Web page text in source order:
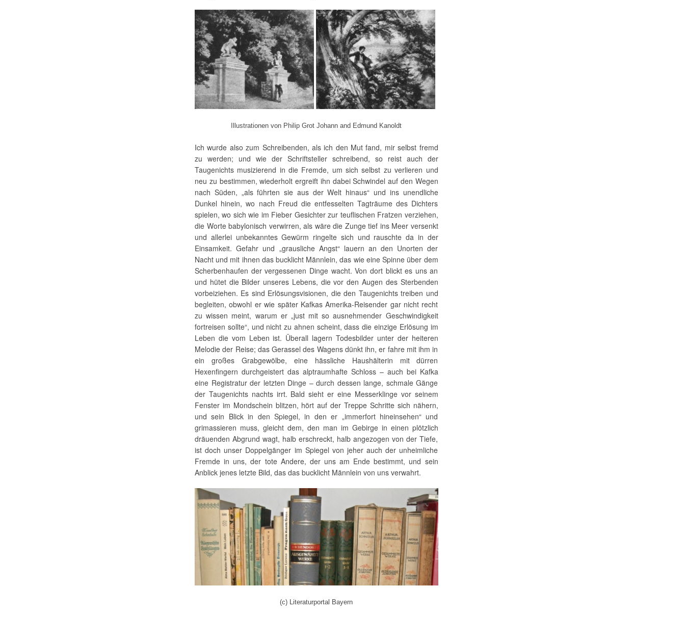
Illustrationen von Philip Grot Johann and Edmund Kanoldt
Ich wurde also zum Schreibenden, als ich den Mut fand, mir selbst fremd
zu werden; und wie der Schriftsteller schreibend, so reist auch der
Taugenichts musizierend in die Fremde, um sich selbst zu verlieren und
neu zu bestimmen, wiederholt ergreift ihn dabei Schwindel auf den Wegen
nach Süden, „als führten sie aus der Welt hinaus“ und ins unendliche
Dunkel hinein, wo nach Freud die entfesselten Tagträume des Dichters
spielen, wo sich wie im Fieber Gesichter zur teuflischen Fratzen verziehen,
die Worte babylonisch verwirren, als wäre die Zunge tief ins Meer versenkt
und allerlei unbekanntes Gewürm ringelte sich und rauschte da in der
Einsamkeit. Gefahr und „grausliche Angst“ lauern an den Unorten der
Nacht und mit ihnen das bucklicht Männlein, das wie eine Spinne über dem
Scherbenhaufen der vergessenen Dinge wacht. Von dort blickt es uns an
und hütet die Bilder unseres Lebens, die vor den Augen des Sterbenden
vorbeiziehen. Es sind Erlösungsvisionen, die den Taugenichts treiben und
begleiten, obwohl er wie später Kafkas Amerika-Reisender gar nicht recht
zu wissen meint, warum er „just mit so ausnehmender Geschwindigkeit
fortreisen sollte“, und nicht zu ahnen scheint, dass die einzige Erlösung im
Leben die vom Leben ist. Überall lagern Todesbilder unter der heiteren
Melodie der Reise; das Gerassel des Wagens dünkt ihn, er fahre mit ihm in
ein großes Grabgewölbe, eine hässliche Haushälterin mit dürren
Hexenfingern durchgeistert das alptraumhafte Schloss – auch bei Kafka
eine Registratur der letzten Dinge – durch dessen lange, schmale Gänge
der Taugenichts nachts irrt. Bald sieht er eine Messerklinge vor seinem
Fenster im Mondschein blitzen, hört auf der Treppe Schritte sich nähern,
und sein Blick in den Spiegel, in den er „immerfort hineinsehen“ und
grimassieren muss, gleicht dem, den man im Gebirge in einen plötzlich
dräuenden Abgrund wagt, halb erschreckt, halb angezogen von der Tiefe,
ist doch unser Doppelgänger im Spiegel von jeher auch der unheimliche
Fremde in uns, der tote Andere, der uns am Ende bestimmt, und sein
Anblick jenes letzte Bild, das das bucklicht Männlein von uns verwahrt.
(c) Literaturportal Bayern